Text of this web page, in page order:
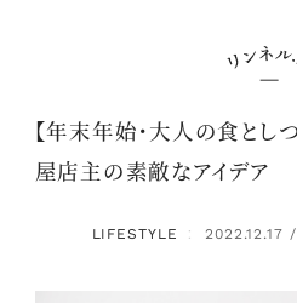
【年末年始・大人の食とし
屋店主の素敵なアイデア
LIFESTYLE ： 2022.12.17